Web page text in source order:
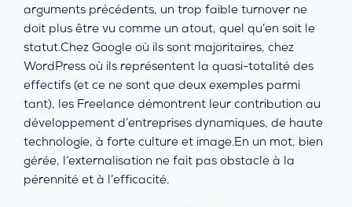
arguments précédents, un trop faible turnover ne
doit plus être vu comme un atout, quel qu’en soit le
statut.Chez Google où ils sont majoritaires, chez
WordPress où ils représentent la quasi-totalité des
effectifs (et ce ne sont que deux exemples parmi
tant), les Freelance démontrent leur contribution au
développement d’entreprises dynamiques, de haute
technologie, à forte culture et image.En un mot, bien
gérée, l’externalisation ne fait pas obstacle à la
pérennité et à l’efficacité.